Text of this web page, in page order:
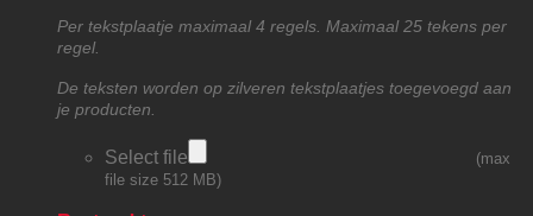
Per tekstplaatje maximaal 4 regels. Maximaal 25 tekens per
regel.
De teksten worden op zilveren tekstplaatjes toegevoegd aan
je producten.
Select file
(max
file size 512 MB)